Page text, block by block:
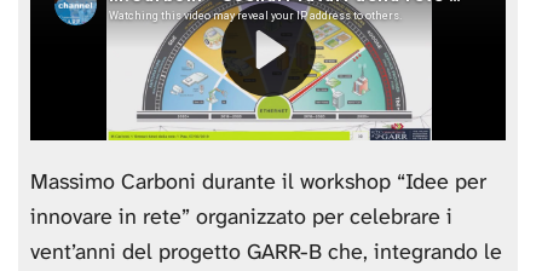
Massimo Carboni durante il workshop “Idee per
innovare in rete” organizzato per celebrare i
vent’anni del progetto GARR-B che, integrando le